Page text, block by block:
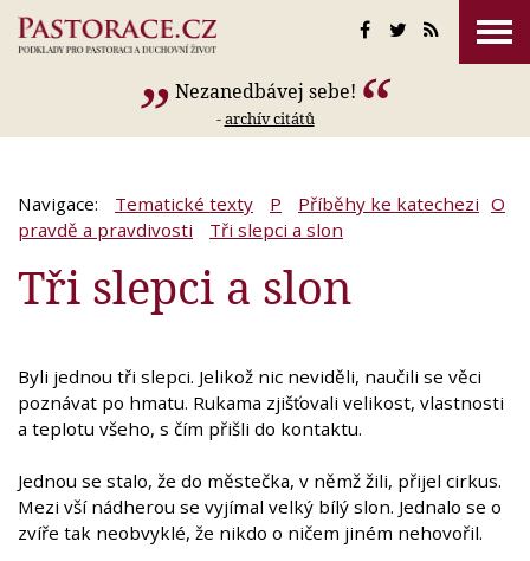
Nezanedbávej sebe!
-archív citátů
Navigace: Tematické texty P Příběhy ke katechezi O
pravdě a pravdivosti
Tři slepci a slon
Tři slepci a slon
Byli jednou tři slepci. Jelikož nic neviděli, naučili se věci
poznávat po hmatu. Rukama zjišťovali velikost, vlastnosti
a teplotu všeho, s čím přišli do kontaktu.
Jednou se stalo, že do městečka, v němž žili, přijel cirkus.
Mezi vší nádherou se vyjímal velký bílý slon. Jednalo se o
zvíře tak neobvyklé, že nikdo o ničem jiném nehovořil.